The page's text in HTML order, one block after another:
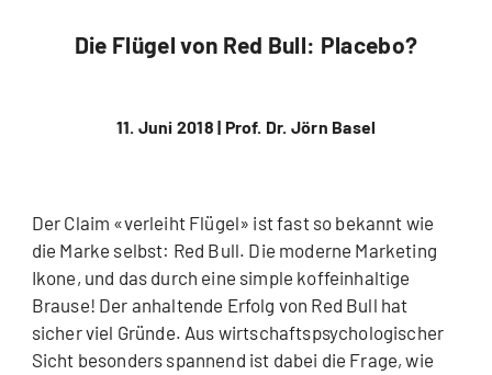
Die Flügel von Red Bull: Placebo?
11. Juni 2018 | Prof. Dr. Jörn Basel
Der Claim «verleiht Flügel» ist fast so bekannt wie
die Marke selbst: Red Bull. Die moderne Marketing
Ikone, und das durch eine simple koffeinhaltige
Brause! Der anhaltende Erfolg von Red Bull hat
sicher viel Gründe. Aus wirtschaftspsychologischer
Sicht besonders spannend ist dabei die Frage, wie